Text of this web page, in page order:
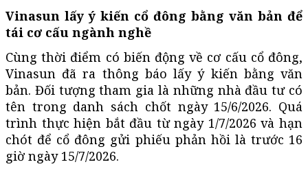
Vinasun lấy ý kiến cổ đông bằng văn bản để
tái cơ cấu ngành nghề
Cùng thời điểm có biến động về cơ cấu cổ đông,
Vinasun đã ra thông báo lấy ý kiến bằng văn
bản. Đối tượng tham gia là những nhà đầu tư có
tên trong danh sách chốt ngày 15/6/2026. Quá
trình thực hiện bắt đầu từ ngày 1/7/2026 và hạn
chót để cổ đông gửi phiếu phản hồi là trước 16
giờ ngày 15/7/2026.